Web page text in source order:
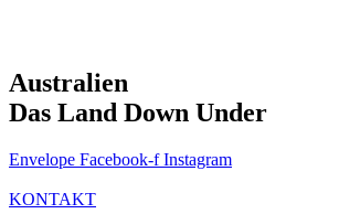
Australien
Das Land Down Under
Envelope Facebook-f Instagram
KONTAKT